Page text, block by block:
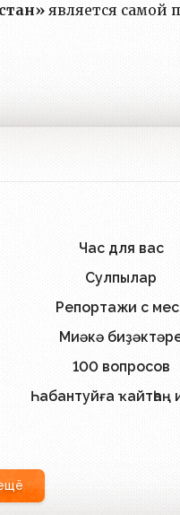
является самой
Час для вас
Сулпылар
Репортажи с
Миәкә
100 вопросов
Һабантуйға ҡайтһаң